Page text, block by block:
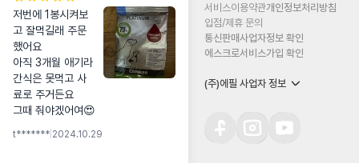
저번에 1봉시켜보
고 잘먹길래 주문
했어요
아직 3개월 애기라
간식은 못먹고 사
료로 주거든요
그때 줘야겠어여😍
t******* 2024.10.29
서비스이용약관개인정보처리방침
입점/제휴 문의
통신판매사업자정보 확인
에스크로서비스가입 확인
(주)에필 사업자 정보